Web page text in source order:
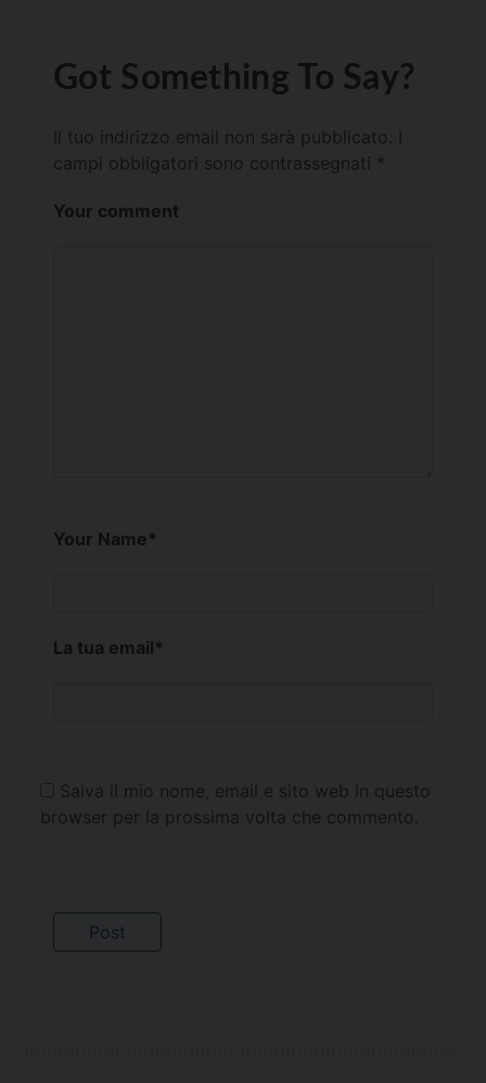
Got Something To Say?
Il tuo indirizzo email non sarà pubblicato.
campi obbligatori sono contrassegnati *
Your comment
Your Name*
La tua email*
Salva il mio nome, email e sito web in questo
browser per la prossima volta che commento.